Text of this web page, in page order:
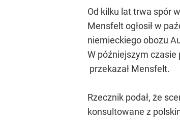
Od kilku lat trwa spór
Mensfelt ogłosił w
niemieckiego obozu
W późniejszym
przekazał Mensfelt.
Rzecznik podał, że
konsultowane z